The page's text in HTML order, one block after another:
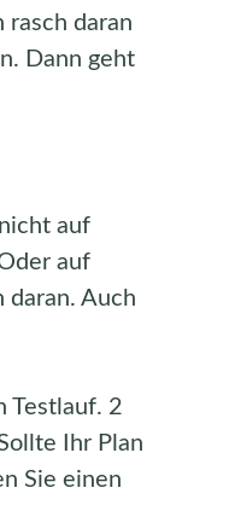
daran
Dann geht
auf
auf
daran. Auch
Testlauf. 2
Ihr Plan
Sie einen